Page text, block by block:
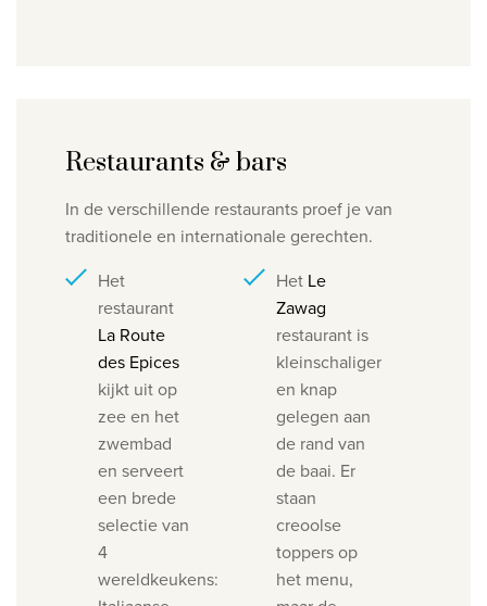
Restaurants & bars
In de verschillende restaurants proef je van
traditionele en internationale gerechten.
Het
restaurant
La Route
des Epices
kijkt uit op
zee en het
zwembad
en serveert
een brede
selectie van
4
wereldkeukens:
Het Le
Zawag
restaurant is
kleinschaliger
en knap
gelegen aan
de rand van
de baai. Er
staan
creoolse
toppers op
het menu,